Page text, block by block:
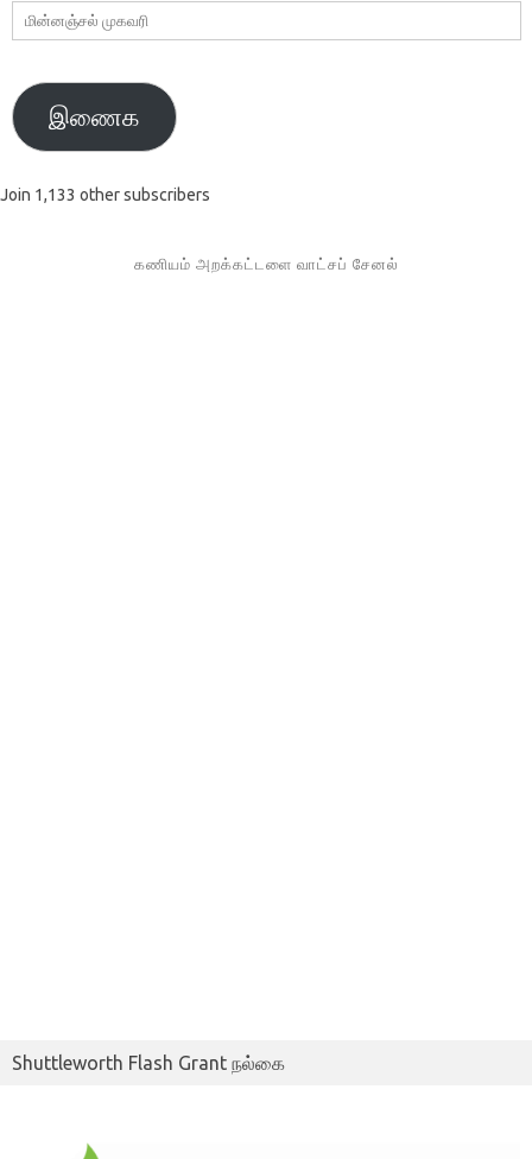
மின்னஞ்சல்
முகவரி
இணைக
Join 1,133 other subscribers
கணியம் அறக்கட்டளை வாட்சப் சேனல்
Shuttleworth Flash Grant நல்கை